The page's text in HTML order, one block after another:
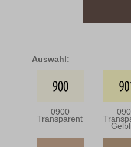
Auswahl:
0900
Transparent